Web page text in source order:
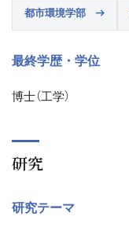
都市環境学部
最終学歴・学位
博士（工学）
研究
研究テーマ